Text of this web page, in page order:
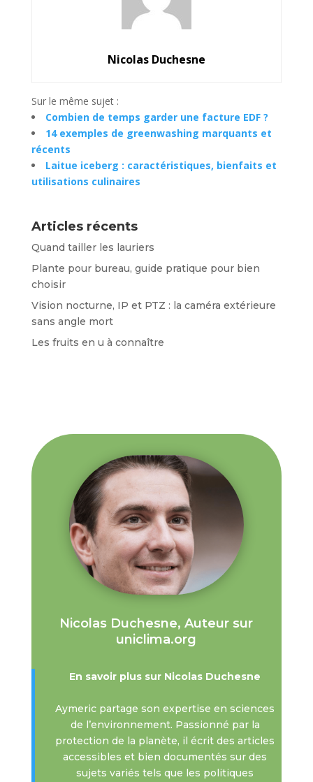
Nicolas Duchesne
Sur le même sujet :
Combien de temps garder une facture EDF ?
14 exemples de greenwashing marquants et
récents
Laitue iceberg : caractéristiques, bienfaits et
utilisations culinaires
Articles récents
Quand tailler les lauriers
Plante pour bureau, guide pratique pour bien
choisir
Vision nocturne, IP et PTZ : la caméra extérieure
sans angle mort
Les fruits en u à connaître
Nicolas Duchesne, Auteur sur
uniclima.org
En savoir plus sur Nicolas Duchesne
Aymeric partage son expertise en sciences
de l’environnement. Passionné par la
protection de la planète, il écrit des articles
accessibles et bien documentés sur des
sujets variés tels que les politiques